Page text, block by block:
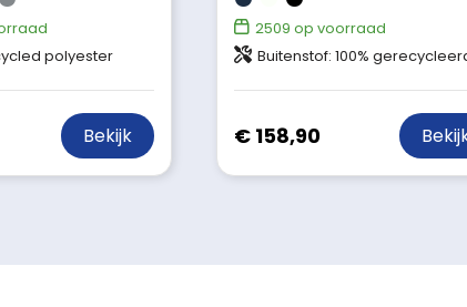
polyester
Bekijk
2509 op voorraad
Buitenstof: 100% gerecycleerde polyester, gebonden met een PU membraan Wattering: 100% gerecycleerde polyester Repreve (Bluesign®
€ 158,90